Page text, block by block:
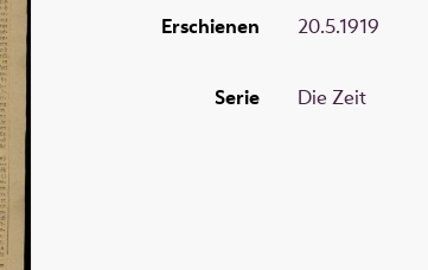
Erschienen 20.5.1919
Serie Die Zeit